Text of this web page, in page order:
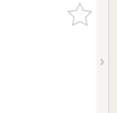
お気に入
りに追加